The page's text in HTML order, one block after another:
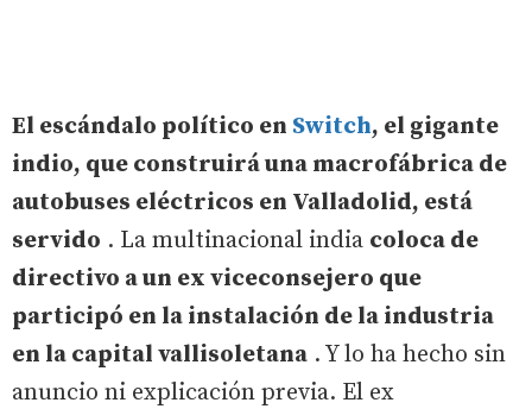
El escándalo político en Switch, el gigante
indio, que construirá una macrofábrica de
autobuses eléctricos en Valladolid, está
servido . La multinacional india coloca de
directivo a un ex viceconsejero que
participó en la instalación de la industria
en la capital vallisoletana . Y lo ha hecho sin
anuncio ni explicación previa. El ex